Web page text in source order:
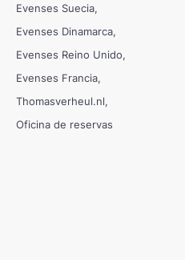
Evenses Suecia
Evenses Dinamarca
Evenses Reino Unido
Evenses Francia
Thomasverheul.nl
Oficina de reservas